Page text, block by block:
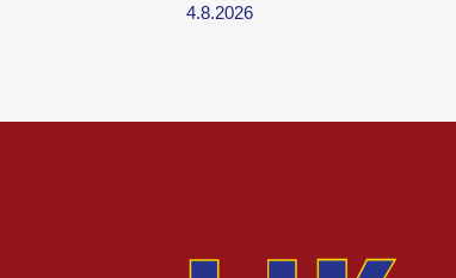
4.8.2026